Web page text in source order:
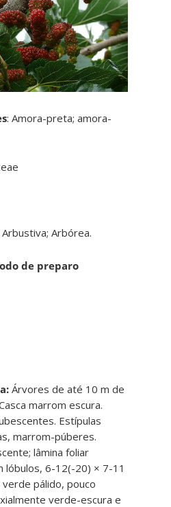
: Amora-preta; amora-
Arbustiva; Arbórea.
de preparo
Árvores de até 10 m de
marrom escura.
Estípulas
marrom-púberes.
lâmina foliar
lóbulos, 6-12(-20) × 7-11
pálido, pouco
verde-escura e